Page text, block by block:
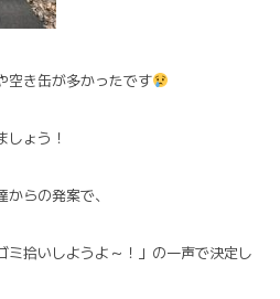
空き缶が多かったです
しょう！
らの発案で、
ミ拾いしようよ～！」の一声で決定し